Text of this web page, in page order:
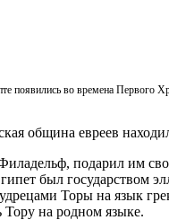
во времена Первого
община евреев
подарил им
был государством
Торы на язык
Тору на родном языке.